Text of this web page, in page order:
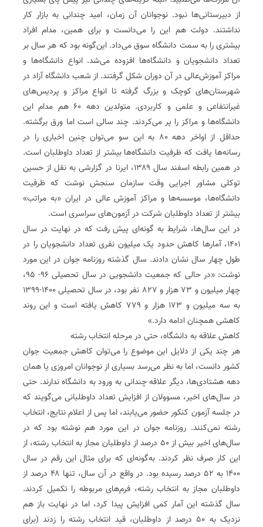
از دبیرستانی‌ها نبود. نوجوانان آن زمان، امید چندانی به بازار کار
نداشتند. دولت هم این را می‌دانست و برای همین، مدام افراد
بیشتری را به سمت دانشگاه سوق می‌داد. این‌گونه بود که هر سال بر
تعداد دانشجویان و دانشگاه‌ها افزوده می‌شد. انواع دانشگاه‌ها و
مراکز آموزش‌عالی در آن دوران شکل گرفتند. از شعب دانشگاه آزاد در
شهرستان‌های کوچک و بزرگ گرفته تا انواع مراکز و پردیس‌های
غیرانتفاعی و علمی و کاربردی. متولدین دهه ۶۰ هم مدام این
دانشگاه‌ها و مراکز را پر می‌کردند. چند سالی است اما ورق برگشته.
حداقل از اواخر دهه ۸۰ به این سو می‌توان چنین اخباری را در
رسانه‌ها یافت که ظرفیت دانشگاه‌ها بیشتر از تعداد داوطلبان است.
در همین رابطه اسفند سال ۱۳۸۹، ایرنا در گزارشی به نقل از حسین
توکلی مشاور اجرایی وقت سازمان سنجش نوشت که ظرفیت
دانشگاه‌ها، موسسه‌ها و مراکز آموزش عالی در ایران «به مراتب»
بیشتر از تعداد داوطلبان شرکت در آزمون‌های سراسری است.
در این سال‌ها، شرایط به گونه‌ای پیش رفت که در نهایت در سال
۱۴۰۱، آمارها کاهش حدود یک میلیون نفری تعداد دانشجویان را در
طول چهار سال نشان دادند. سال گذشته روزنامه جوان در این مورد
نوشت: «در حالی که جمعیت دانشجویی در سال تحصیلی ۹۶- ۹۵،
چهار میلیون و ۷۳ هزار و ۸۲۷ نفر بود، در سال تحصیلی ۱۴۰۰-‌۱۳۹۹
به سه میلیون و ۱۷۳ هزار و ۷۷۹ کاهش یافته ‌است و این روند
کاهشی همچنان ادامه دارد.»
کاهش علاقه به دانشگاه، حتی در مرحله انتخاب رشته
هر چند یکی از دلایل این موضوع را می‌توان کاهش جمعیت جوان
کشور دانست، اما به نظر می‌رسد بسیاری از نوجوانان امروزی یا همان
دهه هشتادی‌ها، دیگر علاقه چندانی به ورود به دانشگاه ندارند. حتی
در سال‌های اخیر، مسوولان از افزایش تعداد داوطلبانی می‌گویند که
در جلسه آزمون کنکور حضور می‌یابند، اما پس از اعلام نتایج، انتخاب
رشته نمی‌کنند. روزنامه جوان در این مورد هم نوشته بود که در
سال‌های اخیر بیش از ۵۰ درصد از داوطلبان مجاز به انتخاب رشته، از
این کار صرف نظر کردند. به‌گونه‌ای که برای مثال این رقم در سال
۱۴۰۰ به ۵۲ درصد رسیده بود. در واقع در آن سال، تنها ۴۸ درصد از
داوطلبان مجاز به انتخاب رشته، فرم‌های مربوطه را تکمیل کردند.
سال گذشته این آمار کمی افزایش پیدا کرد، اما در نهایت باز هم
نزدیک به ۵۰ درصد از داوطلبان، قید انتخاب رشته را زدند (برای